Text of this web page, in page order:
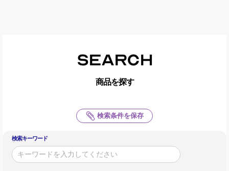
SEARCH
商品を探す
検索条件を保存
検索キーワード